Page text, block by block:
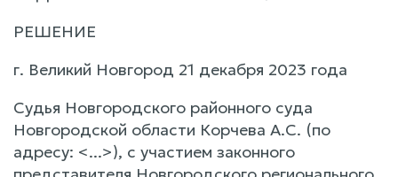
РЕШЕНИЕ
г. Великий Новгород 21 декабря 2023 года
Судья Новгородского районного суда
Новгородской области Корчева А.С. (по
адресу: <...>), с участием законного